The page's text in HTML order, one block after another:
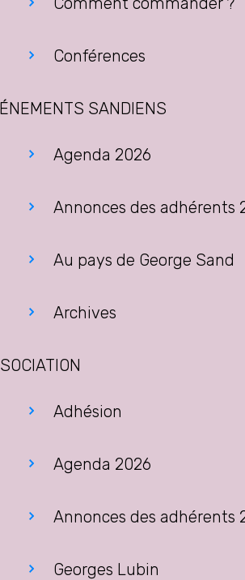
Conférences
SANDIENS
Agenda 2026
Annonces des adhérents
Au pays de George Sand
Archives
Adhésion
Agenda 2026
Annonces des adhérents
Georges Lubin